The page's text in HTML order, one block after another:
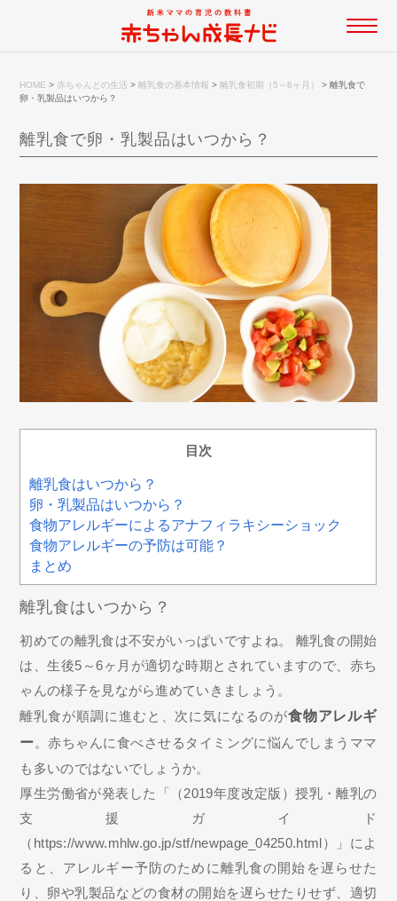
HOME > 赤ちゃんとの生活 >離乳食の基本情報 >離乳食初期（5～6ヶ月） >離乳食で
卵・乳製品はいつから？
離乳食で卵・乳製品はいつから？
目次
離乳食はいつから？
卵・乳製品はいつから？
食物アレルギーによるアナフィラキシーショック
食物アレルギーの予防は可能？
まとめ
離乳食はいつから？
初めての離乳食は不安がいっぱいですよね。 離乳食の開始
は、生後5～6ヶ月が適切な時期とされていますので、赤ち
ゃんの様子を見ながら進めていきましょう。
離乳食が順調に進むと、次に気になるのが食物アレルギ
ー。赤ちゃんに食べさせるタイミングに悩んでしまうママ
も多いのではないでしょうか。
厚生労働省が発表した「（2019年度改定版）授乳・離乳の
支援ガイド
（https://www.mhlw.go.jp/stf/newpage_04250.html）」によ
ると、アレルギー予防のために離乳食の開始を遅らせた
り、卵や乳製品などの食材の開始を遅らせたりせず、適切